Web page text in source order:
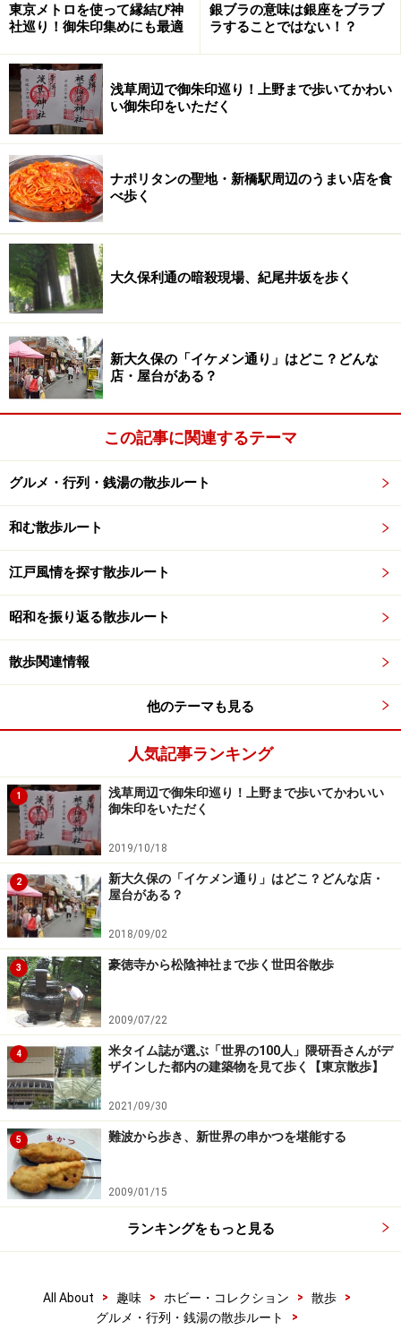
東京メトロを使って縁結び神
社巡り！御朱印集めにも最適
銀ブラの意味は銀座をブラブ
ラすることではない！？
浅草周辺で御朱印巡り！上野まで歩いてかわい
い御朱印をいただく
ナポリタンの聖地・新橋駅周辺のうまい店を食
べ歩く
大久保利通の暗殺現場、紀尾井坂を歩く
新大久保の「イケメン通り」はどこ？どんな
店・屋台がある？
この記事に関連するテーマ
グルメ・行列・銭湯の散歩ルート
和む散歩ルート
江戸風情を探す散歩ルート
昭和を振り返る散歩ルート
散歩関連情報
他のテーマも見る
人気記事ランキング
1
浅草周辺で御朱印巡り！上野まで歩いてかわいい
御朱印をいただく
2019/10/18
2
新大久保の「イケメン通り」はどこ？どんな店・
屋台がある？
2018/09/02
3 豪徳寺から松陰神社まで歩く世田谷散歩
2009/07/22
4
米タイム誌が選ぶ「世界の100人」隈研吾さんがデ
ザインした都内の建築物を見て歩く【東京散歩】
2021/09/30
5 難波から歩き、新世界の串かつを堪能する
2009/01/15
ランキングをもっと見る
All About > 趣味 > ホビー・コレクション > 散歩
>
グルメ・行列・銭湯の散歩ルート
>